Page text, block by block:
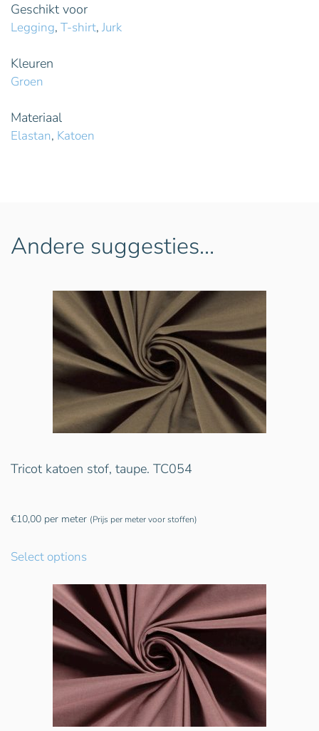
Geschikt voor
Legging, T-shirt, Jurk
Kleuren
Groen
Materiaal
Elastan, Katoen
Andere suggesties…
Tricot katoen stof, taupe. TC054
€10,00 per meter (Prijs per meter voor stoffen)
Select options